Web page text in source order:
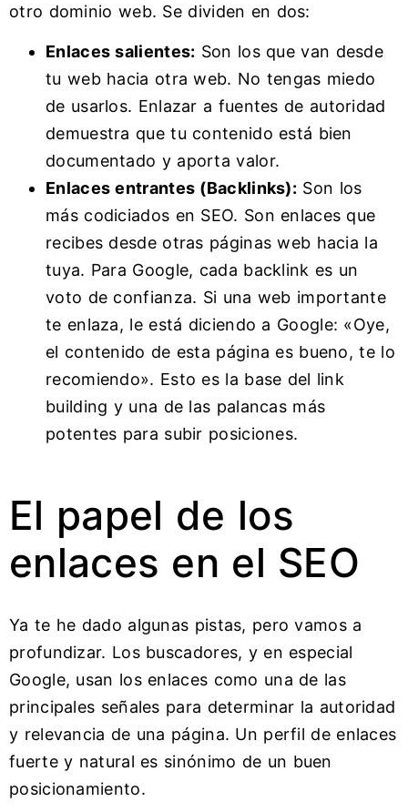
otro dominio web. Se dividen en dos:
Enlaces salientes: Son los que van desde
tu web hacia otra web. No tengas miedo
de usarlos. Enlazar a fuentes de autoridad
demuestra que tu contenido está bien
documentado y aporta valor.
Enlaces entrantes (Backlinks): Son los
más codiciados en SEO. Son enlaces que
recibes desde otras páginas web hacia la
tuya. Para Google, cada backlink es un
voto de confianza. Si una web importante
te enlaza, le está diciendo a Google: «Oye,
el contenido de esta página es bueno, te lo
recomiendo». Esto es la base del link
building y una de las palancas más
potentes para subir posiciones.
El papel de los
enlaces en el SEO
Ya te he dado algunas pistas, pero vamos a
profundizar. Los buscadores, y en especial
Google, usan los enlaces como una de las
principales señales para determinar la autoridad
y relevancia de una página. Un perfil de enlaces
fuerte y natural es sinónimo de un buen
posicionamiento.